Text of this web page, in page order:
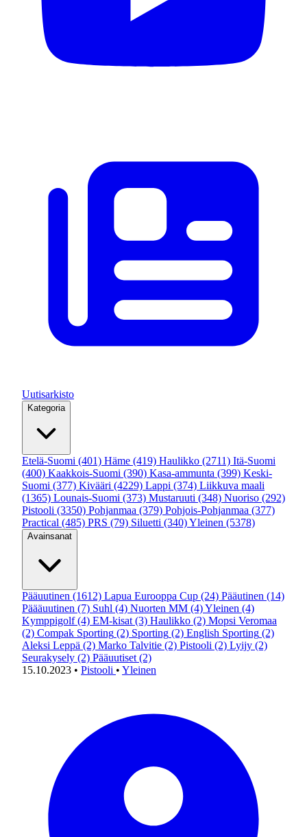
Uutisarkisto
Kategoria
Etelä-Suomi (401) Häme (419) Haulikko (2711) Itä-Suomi
(400) Kaakkois-Suomi (390) Kasa-ammunta (399) Keski-
Suomi (377) Kivääri (4229) Lappi (374) Liikkuva maali
(1365) Lounais-Suomi (373) Mustaruuti (348) Nuoriso (292)
Pistooli (3350) Pohjanmaa (379) Pohjois-Pohjanmaa (377)
Practical (485) PRS (79) Siluetti (340)Yleinen (5378)
Avainsanat
Pääuutinen (1612) Lapua Eurooppa Cup (24) Pääutinen (14)
Päääuutinen (7) Suhl (4) Nuorten MM (4)Yleinen (4)
Kymppigolf (4) EM-kisat (3) Haulikko (2) Mopsi Veromaa
(2) Compak Sporting (2) Sporting (2) English Sporting (2)
Aleksi Leppä (2) Marko Talvitie (2) Pistooli (2) Lyijy (2)
Seurakysely (2) Pääuutiset (2)
15.10.2023 • Pistooli • Yleinen